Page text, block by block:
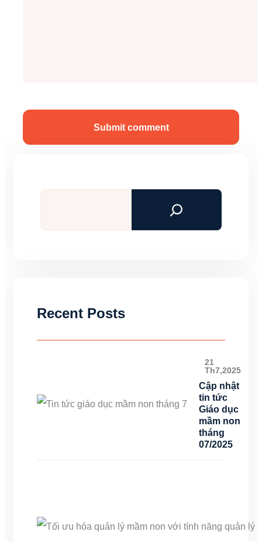
Submit comment
Tìm
Recent Posts
21
Th7,2025
Cập nhật
tin tức
Giáo dục
mầm non
tháng
07/2025